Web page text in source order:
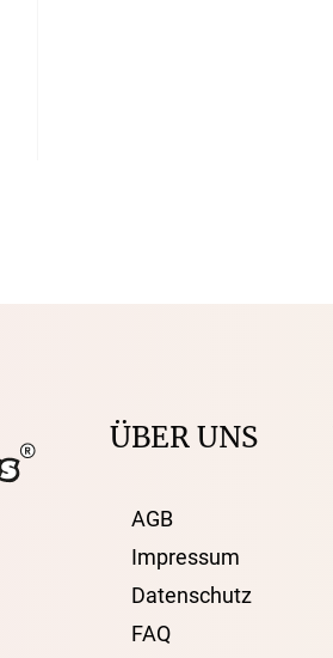
ÜBER UNS
AGB
Impressum
Datenschutz
FAQ